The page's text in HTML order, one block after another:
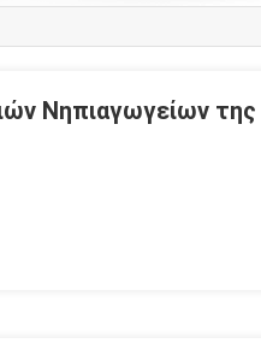
Νηπιαγωγείων της